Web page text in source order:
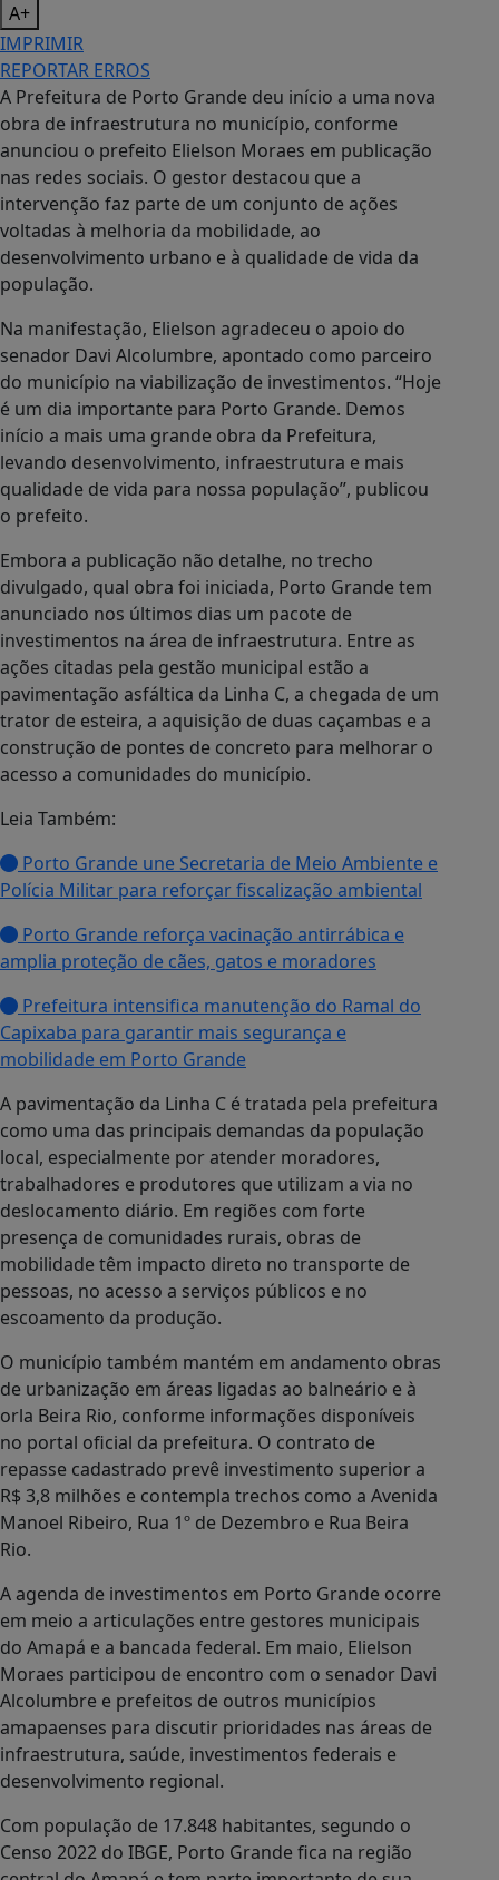
A+
IMPRIMIR
REPORTAR ERROS
A Prefeitura de Porto Grande deu início a uma nova
obra de infraestrutura no município, conforme
anunciou o prefeito Elielson Moraes em publicação
nas redes sociais. O gestor destacou que a
intervenção faz parte de um conjunto de ações
voltadas à melhoria da mobilidade, ao
desenvolvimento urbano e à qualidade de vida da
população.
Na manifestação, Elielson agradeceu o apoio do
senador Davi Alcolumbre, apontado como parceiro
do município na viabilização de investimentos. “Hoje
é um dia importante para Porto Grande. Demos
início a mais uma grande obra da Prefeitura,
levando desenvolvimento, infraestrutura e mais
qualidade de vida para nossa população”, publicou
o prefeito.
Embora a publicação não detalhe, no trecho
divulgado, qual obra foi iniciada, Porto Grande tem
anunciado nos últimos dias um pacote de
investimentos na área de infraestrutura. Entre as
ações citadas pela gestão municipal estão a
pavimentação asfáltica da Linha C, a chegada de um
trator de esteira, a aquisição de duas caçambas e a
construção de pontes de concreto para melhorar o
acesso a comunidades do município.
Leia Também:
Porto Grande une Secretaria de Meio Ambiente e
Polícia Militar para reforçar fiscalização ambiental
Porto Grande reforça vacinação antirrábica e
amplia proteção de cães, gatos e moradores
Prefeitura intensifica manutenção do Ramal do
Capixaba para garantir mais segurança e
mobilidade em Porto Grande
A pavimentação da Linha C é tratada pela prefeitura
como uma das principais demandas da população
local, especialmente por atender moradores,
trabalhadores e produtores que utilizam a via no
deslocamento diário. Em regiões com forte
presença de comunidades rurais, obras de
mobilidade têm impacto direto no transporte de
pessoas, no acesso a serviços públicos e no
escoamento da produção.
O município também mantém em andamento obras
de urbanização em áreas ligadas ao balneário e à
orla Beira Rio, conforme informações disponíveis
no portal oficial da prefeitura. O contrato de
repasse cadastrado prevê investimento superior a
R$ 3,8 milhões e contempla trechos como a Avenida
Manoel Ribeiro, Rua 1º de Dezembro e Rua Beira
Rio.
A agenda de investimentos em Porto Grande ocorre
em meio a articulações entre gestores municipais
do Amapá e a bancada federal. Em maio, Elielson
Moraes participou de encontro com o senador Davi
Alcolumbre e prefeitos de outros municípios
amapaenses para discutir prioridades nas áreas de
infraestrutura, saúde, investimentos federais e
desenvolvimento regional.
Com população de 17.848 habitantes, segundo o
Censo 2022 do IBGE, Porto Grande fica na região